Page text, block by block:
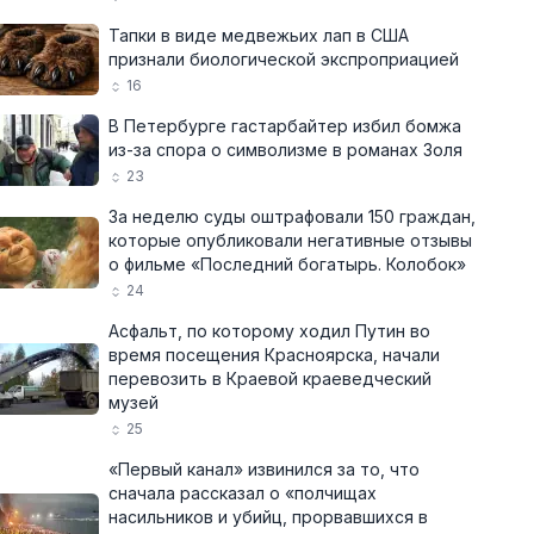
Тапки в виде медвежьих лап в США
признали биологической экспроприацией
16
В Петербурге гастарбайтер избил бомжа
из-за спора о символизме в романах Золя
23
За неделю суды оштрафовали 150 граждан,
которые опубликовали негативные отзывы
о фильме «Последний богатырь. Колобок»
24
Асфальт, по которому ходил Путин во
время посещения Красноярска, начали
перевозить в Краевой краеведческий
музей
25
«Первый канал» извинился за то, что
сначала рассказал о «полчищах
насильников и убийц, прорвавшихся в